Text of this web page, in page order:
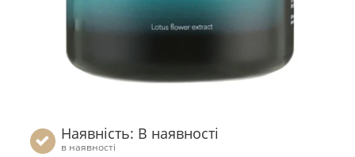
Наявність: В наявності
в наявності